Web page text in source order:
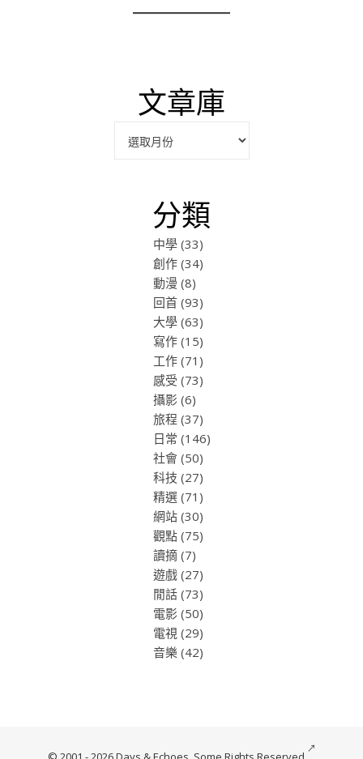
文章庫
分類
中學(33)
創作(34)
動漫 (8)
回首(93)
大學(63)
寫作(15)
工作(71)
感受 (73)
攝影 (6)
旅程 (37)
日常 (146)
社會(50)
科技 (27)
精選(71)
網站(30)
觀點(75)
讀摘(7)
遊戲(27)
閒話(73)
電影 (50)
電視 (29)
音樂(42)